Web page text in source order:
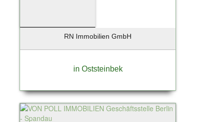
RN Immobilien GmbH
in Oststeinbek